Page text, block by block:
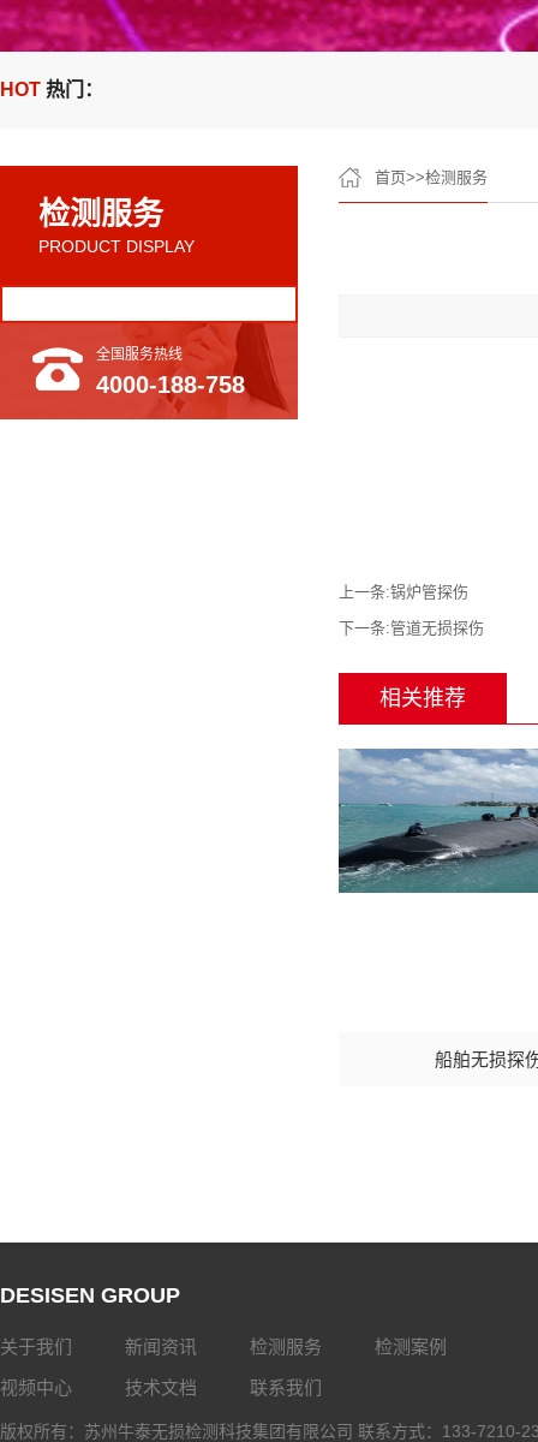
HOT 热门：
检测服务
PRODUCT DISPLAY
全国服务热线
4000-188-758
首页>>检测服务
上一条:锅炉管探伤
下一条:管道无损探伤
相关推荐
船舶无损探
DESISEN GROUP
关于我们 新闻资讯 检测服务
检测案例
视频中心
技术文档 联系我们
版权所有：苏州牛泰无损检测科技集团有限公司 联系方式：133-7210-